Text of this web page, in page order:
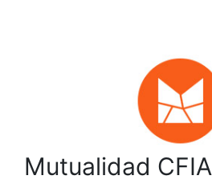
Mutualidad CFIA